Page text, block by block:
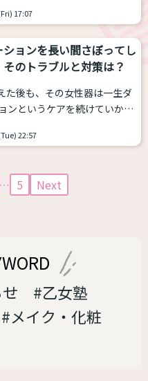
、りえさんに聞きました。
2024/12/16、22 インタビュ
アー：NAO） --傷跡が見えないS...
、３〜４時間をダイレーショ
ます。数か月を過ぎますと回
ますが、一生０にすることは
。膣を保持するためにダイレ
潔に保つために、シャワーヘ
するタイプの「膣洗浄シャワ
ラブリィS）」という洗浄器
す。造膣された内部は洗浄し
ためしっかり洗...
17:07
ションを長い間さぼってし
そのトラブルと対策は？
た後も、その女性器は一生ダ
ンというケアを続けていかな
まい、中には手を抜いて休み
ンサーの矢上サラさんが再手
ことを発表しています。 で
表の槐佑哉さんに話を伺いま
聞き手：NAO 取材日：2024
下略)ー
22:57
… 5 Next
#乙女塾
#メイク・化粧